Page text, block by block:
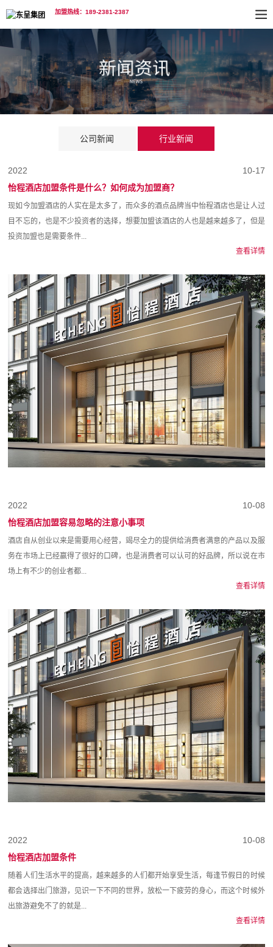
加盟热线：189-2381-2387
公司新闻 行业新闻
10-17
2022
怡程酒店加盟条件是什么？如何成为加盟商？
现如今加盟酒店的人实在是太多了，而众多的酒点品牌当中怡程酒店也是让人过
目不忘的，也是不少投资者的选择，想要加盟该酒店的人也是越来越多了，但是
投资加盟也是需要条件...
查看详情
10-08
2022
怡程酒店加盟容易忽略的注意小事项
酒店自从创业以来是需要用心经营，竭尽全力的提供给消费者满意的产品以及服
务在市场上已经赢得了很好的口碑，也是消费者可以认可的好品牌，所以说在市
场上有不少的创业者都...
查看详情
10-08
2022
怡程酒店加盟条件
随着人们生活水平的提高，越来越多的人们都开始享受生活，每逢节假日的时候
都会选择出门旅游，见识一下不同的世界，放松一下疲劳的身心，而这个时候外
出旅游避免不了的就是...
查看详情